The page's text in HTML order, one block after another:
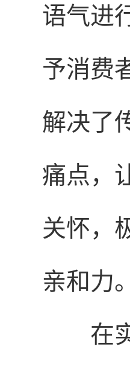
语气进
予消费
解决了
痛点，
关怀，
亲和力。
在